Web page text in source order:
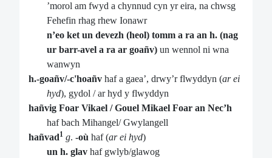
’morol am fwyd a chynnud cyn yr eira, na chwsg
Fehefin rhag rhew Ionawr
n’eo ket un devezh (heol) tomm a ra an h. (nag
ur barr-avel a ra ar goañv) un wennol ni wna
wanwyn
h.-goañv/-c'hoañv haf a gaea’, drwy’r flwyddyn (ar ei
hyd), gydol / ar hyd y flwyddyn
hañvig Foar Vikael / Gouel Mikael Foar an Nec’h
haf bach Mihangel/ Gwylangell
hañvad1 g. -où haf (ar ei hyd)
un h. glav haf gwlyb/glawog